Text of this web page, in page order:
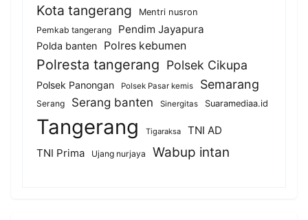
Kota tangerang
Mentri nusron
Pemkab tangerang
Pendim Jayapura
Polda banten Polres kebumen
Polresta tangerang Polsek Cikupa
Polsek Panongan Polsek Pasar kemis Semarang
Serang Serang banten Sinergitas Suaramediaa.id
Tangerang Tigaraksa
TNI AD
TNI Prima
Ujang nurjaya Wabup intan